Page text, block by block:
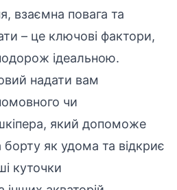
взаємна повага та
– це ключові фактори,
ідеальною.
надати вам
чи
який допоможе
борту як удома та відкриє
куточки